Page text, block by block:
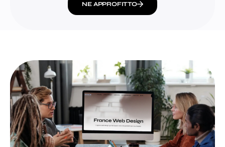
NE APPROFITTO